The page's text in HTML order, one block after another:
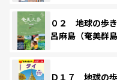
０２ 地球の
呂麻島（奄美群
Ｄ１７ 地球の